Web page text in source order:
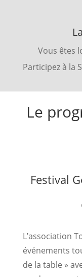
Vous êtes
Participez à la
Le
Festival
L’association
événements
de la table »